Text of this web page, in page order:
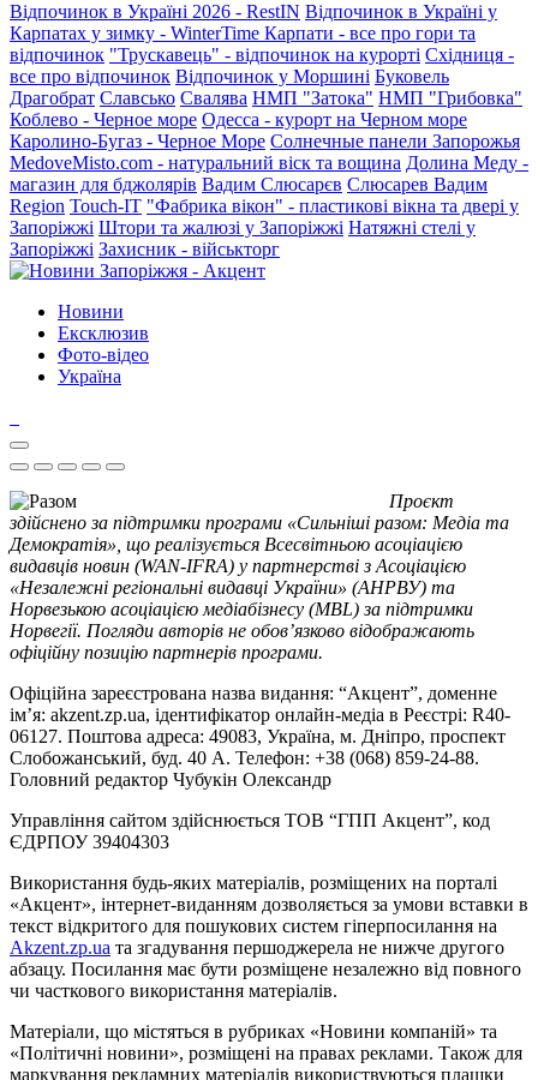
Відпочинок в Україні 2026 - RestIN Відпочинок в Україні у
Карпатах у зимку - WinterTime Карпати - все про гори та
відпочинок "Трускавець" - відпочинок на курорті Східниця -
все про відпочинок Відпочинок у Моршині Буковель
Драгобрат Славсько Свалява НМП "Затока" НМП "Грибовка"
Коблево - Черное море Одесса - курорт на Черном море
Каролино-Бугаз - Черное Море Солнечные панели Запорожья
MedoveMisto.com - натуральний віск та вощина Долина Меду -
магазин для бджолярів Вадим Слюсарєв Слюсарев Вадим
Region Touch-IT "Фабрика вікон" - пластикові вікна та двері у
Запоріжжі Штори та жалюзі у Запоріжжі Натяжні стелі у
Запоріжжі Захисник - військторг
Новини
Ексклюзив
Фото-відео
Україна
Проєкт
здійснено за підтримки програми «Сильніші разом: Медіа та
Демократія», що реалізується Всесвітньою асоціацією
видавців новин (WAN-IFRA) у партнерстві з Асоціацією
«Незалежні регіональні видавці України» (АНРВУ) та
Норвезькою асоціацією медіабізнесу (MBL) за підтримки
Норвегії. Погляди авторів не обов’язково відображають
офіційну позицію партнерів програми.
Офіційна зареєстрована назва видання: “Акцент”, доменне
ім’я: akzent.zp.ua, ідентифікатор онлайн-медіа в Реєстрі: R40-
06127. Поштова адреса: 49083, Україна, м. Дніпро, проспект
Слобожанський, буд. 40 А. Телефон: +38 (068) 859-24-88.
Головний редактор Чубукін Олександр
Управління сайтом здійснюється ТОВ “ГПП Акцент”, код
ЄДРПОУ 39404303
Використання будь-яких матеріалів, розміщених на порталі
«Акцент», інтернет-виданням дозволяється за умови вставки в
текст відкритого для пошукових систем гіперпосилання на
Akzent.zp.ua та згадування першоджерела не нижче другого
абзацу. Посилання має бути розміщене незалежно від повного
чи часткового використання матеріалів.
Матеріали, що містяться в рубриках «Новини компаній» та
«Політичні новини», розміщені на правах реклами. Також для
маркування рекламних матеріалів використвуються плашки